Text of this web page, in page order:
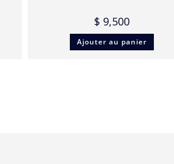
$ 9,500
Ajouter au panier